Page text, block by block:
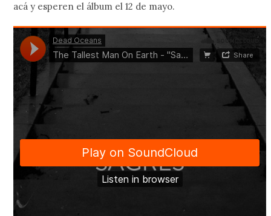
acá y esperen el álbum el 12 de mayo.